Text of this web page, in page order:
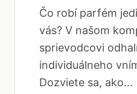
Čo robí parfém
vás? V našom
sprievodcovi
individuálneho
Dozviete sa, ako...